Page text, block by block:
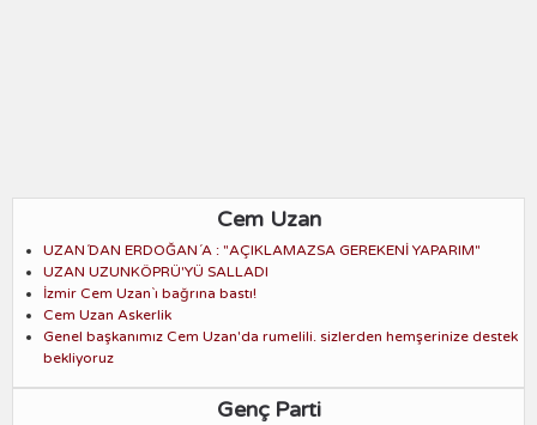
Cem Uzan
UZAN´DAN ERDOĞAN´A : "AÇIKLAMAZSA GEREKENİ YAPARIM"
UZAN UZUNKÖPRÜ'YÜ SALLADI
İzmir Cem Uzan`ı bağrına bastı!
Cem Uzan Askerlik
Genel başkanımız Cem Uzan'da rumelili. sizlerden hemşerinize destek
bekliyoruz
Genç Parti